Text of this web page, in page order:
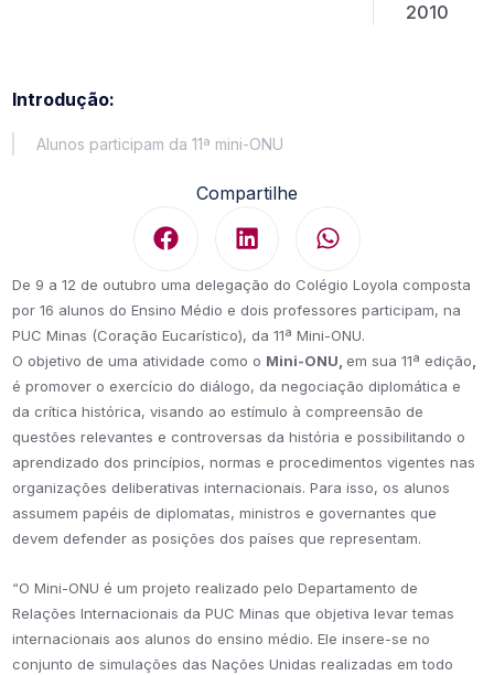
2010
Introdução:
Alunos participam da 11ª mini-ONU
Compartilhe
De 9 a 12 de outubro uma delegação do Colégio Loyola composta
por 16 alunos do Ensino Médio e dois professores participam, na
PUC Minas (Coração Eucarístico), da 11ª Mini-ONU.
O objetivo de uma atividade como o Mini-ONU, em sua 11ª edição
é promover o exercício do diálogo, da negociação diplomática e
da crítica histórica, visando ao estímulo à compreensão de
questões relevantes e controversas da história e possibilitando o
aprendizado dos princípios, normas e procedimentos vigentes nas
organizações deliberativas internacionais. Para isso, os alunos
assumem papéis de diplomatas, ministros e governantes que
devem defender as posições dos países que representam.
“O Mini-ONU é um projeto realizado pelo Departamento de
Relações Internacionais da PUC Minas que objetiva levar temas
internacionais aos alunos do ensino médio. Ele insere-se no
conjunto de simulações das Nações Unidas realizadas em todo